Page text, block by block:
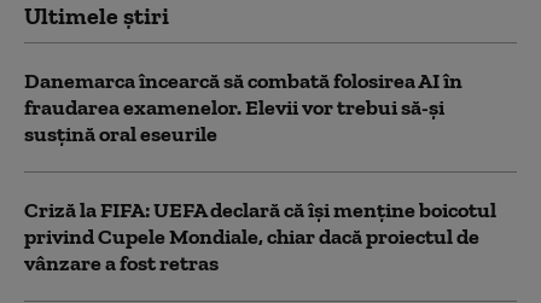
Ultimele știri
Danemarca încearcă să combată folosirea AI în
fraudarea examenelor. Elevii vor trebui să-şi
susţină oral eseurile
Criză la FIFA: UEFA declară că îşi menţine boicotul
privind Cupele Mondiale, chiar dacă proiectul de
vânzare a fost retras